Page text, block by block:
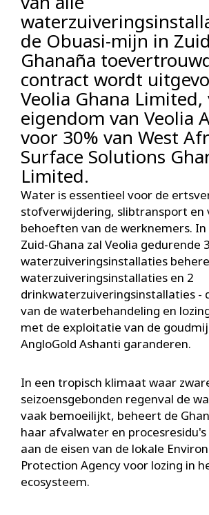
de Obuasi-mijn in
Ghanaña
contract wordt
Veolia Ghana Limited,
eigendom van Veolia
voor 30% van West
Surface Solutions
Limited.
Water is essentieel voor de
stofverwijdering, slibtransport en
behoeften van de werknemers. In
Zuid-Ghana zal Veolia gedurende
waterzuiveringsinstallaties
waterzuiveringsinstallaties en 2
drinkwaterzuiveringsinstallaties -
van de waterbehandeling en
met de exploitatie van de
AngloGold Ashanti garanderen.
In een tropisch klimaat waar
seizoensgebonden regenval de
vaak bemoeilijkt, beheert de
haar afvalwater en
aan de eisen van de lokale
Protection Agency voor lozing in
ecosysteem.